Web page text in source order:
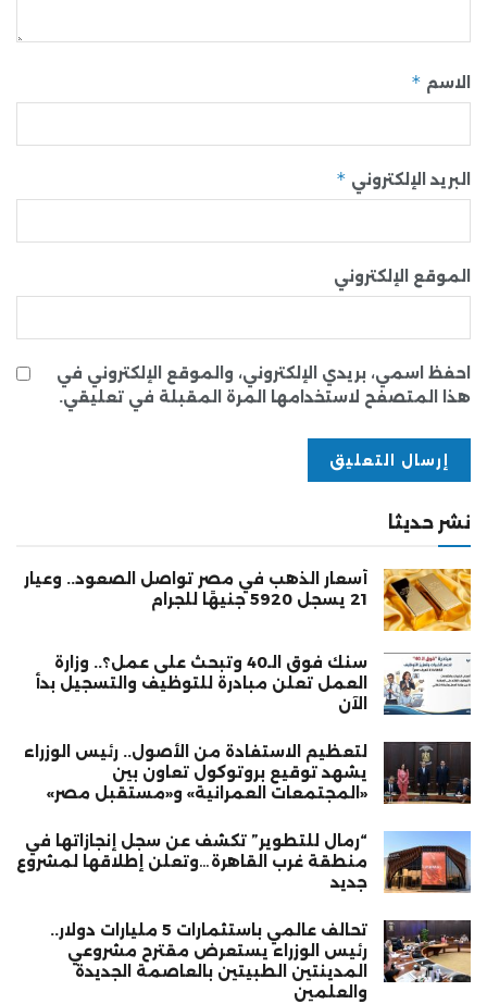
الاسم *
البريد الإلكتروني *
الموقع الإلكتروني
احفظ اسمي، بريدي الإلكتروني، والموقع الإلكتروني في
هذا المتصفح لاستخدامها المرة المقبلة في تعليقي.
نشر حديثا
أسعار الذهب في مصر تواصل الصعود.. وعيار
21 يسجل 5920 جنيهًا للجرام
سنك فوق الـ40 وتبحث على عمل؟.. وزارة
العمل تعلن مبادرة للتوظيف والتسجيل بدأ
الآن
لتعظيم الاستفادة من الأصول.. رئيس الوزراء
يشهد توقيع بروتوكول تعاون بين
«المجتمعات العمرانية» و«مستقبل مصر»
“رمال للتطوير” تكشف عن سجل إنجازاتها في
منطقة غرب القاهرة…وتعلن إطلاقها لمشروع
جديد
تحالف عالمي باستثمارات 5 مليارات دولار..
رئيس الوزراء يستعرض مقترح مشروعي
المدينتين الطبيتين بالعاصمة الجديدة
والعلمين